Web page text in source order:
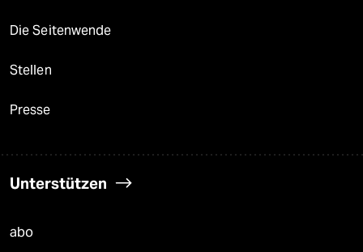
Die Seitenwende
Stellen
Presse
Unterstützen
abo